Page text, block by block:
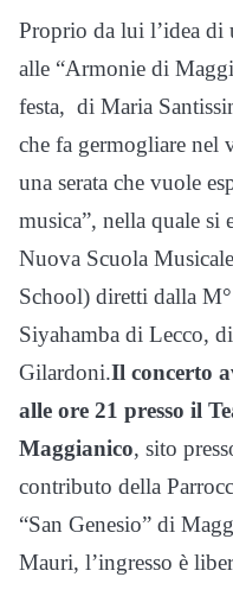
Proprio da lui l’idea di
alle “Armonie di
festa, di Maria
che fa germogliare nel
una serata che vuole
musica”, nella quale
Nuova Scuola
School) diretti dalla
Siyahamba di Lecco,
Gilardoni.Il concerto
alle ore 21 presso il
Maggianico, sito
contributo della
“San Genesio” di
Mauri, l’ingresso è